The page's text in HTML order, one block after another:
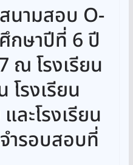
นามสอบ O-
กษาปีที่ 6 ปี
ณ โรงเรียน
รงเรียน
ะโรงเรียน
ำรอบสอบที่